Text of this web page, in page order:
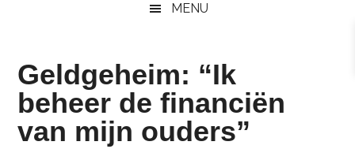
MENU
Geldgeheim: “Ik
beheer de financiën
van mijn ouders”